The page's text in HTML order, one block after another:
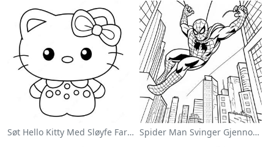
Søt Hello Kitty Med Sløyfe Fargeleggingsside Spider Man Svinger Gjennom Byen Fargeleggingsside